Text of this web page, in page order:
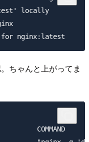
locally
ちゃんと上がってま